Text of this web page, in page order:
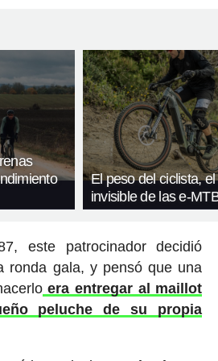
El peso del ciclista,
invisible de las e-
este patrocinador decidió
ronda gala, y pensó que una
era entregar al maillot
peluche de su propia